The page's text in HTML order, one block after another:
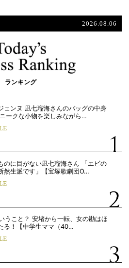
2026.08.06
ランキング
ェンヌ 凪七瑠海さんのバッグの中身
ークな小物を楽しみながら…
のに目がない凪七瑠海さん 「エビの
然生派です」【宝塚歌劇団O…
うこと？ 安堵から一転、女の勘はほ
る！【中学生ママ（40…